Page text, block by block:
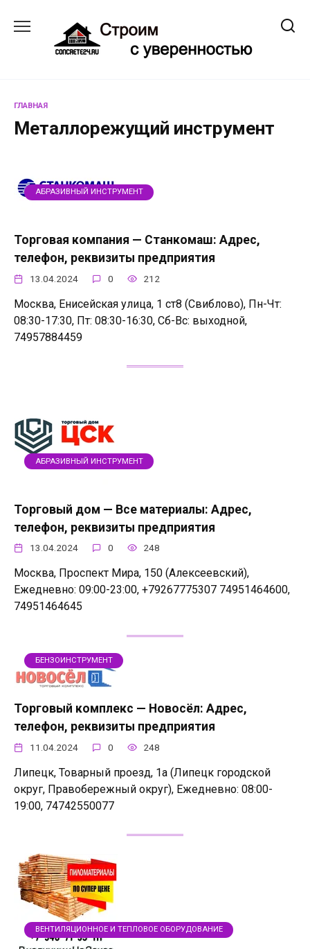
содержанию
ГЛАВНАЯ
Металлорежущий инструмент
АБРАЗИВНЫЙ ИНСТРУМЕНТ
Торговая компания — Станкомаш: Адрес,
телефон, реквизиты предприятия
13.04.2024 0 212
Москва, Енисейская улица, 1 ст8 (Свиблово), Пн-Чт:
08:30-17:30, Пт: 08:30-16:30, Сб-Вс: выходной,
74957884459
АБРАЗИВНЫЙ ИНСТРУМЕНТ
Торговый дом — Все материалы: Адрес,
телефон, реквизиты предприятия
13.04.2024 0 248
Москва, Проспект Мира, 150 (Алексеевский),
Ежедневно: 09:00-23:00, +79267775307 74951464600,
74951464645
БЕНЗОИНСТРУМЕНТ
Торговый комплекс — Новосёл: Адрес,
телефон, реквизиты предприятия
11.04.2024 0 248
Липецк, Товарный проезд, 1а (Липецк городской
округ, Правобережный округ), Ежедневно: 08:00-
19:00, 74742550077
ВЕНТИЛЯЦИОННОЕ И ТЕПЛОВОЕ ОБОРУДОВАНИЕ